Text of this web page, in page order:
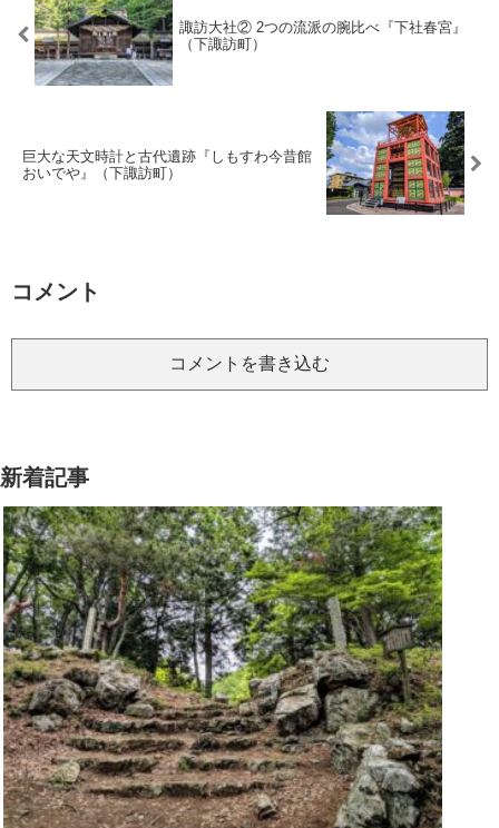
諏訪大社② 2つの流派の腕比べ『下社春宮』
（下諏訪町）
巨大な天文時計と古代遺跡『しもすわ今昔館
おいでや』（下諏訪町）
コメント
コメントを書き込む
新着記事